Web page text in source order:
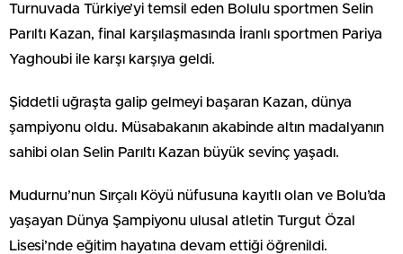
Turnuvada Türkiye’yi temsil eden Bolulu sportmen Selin
Parıltı Kazan, final karşılaşmasında İranlı sportmen Pariya
Yaghoubi ile karşı karşıya geldi.
Şiddetli uğraşta galip gelmeyi başaran Kazan, dünya
şampiyonu oldu. Müsabakanın akabinde altın madalyanın
sahibi olan Selin Parıltı Kazan büyük sevinç yaşadı.
Mudurnu’nun Sırçalı Köyü nüfusuna kayıtlı olan ve Bolu’da
yaşayan Dünya Şampiyonu ulusal atletin Turgut Özal
Lisesi’nde eğitim hayatına devam ettiği öğrenildi.